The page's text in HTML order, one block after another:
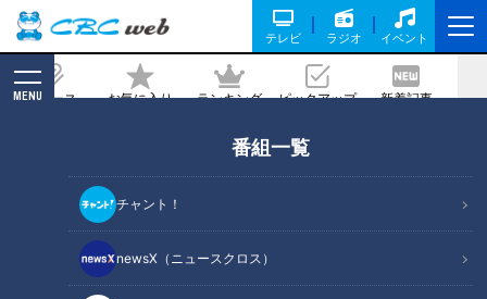
テレビ ラジオ イベント
ニュース お気に入り ランキング ピックアップ 新着記事
MENU
番組一覧
チャント！
newsX（ニュースクロス）
2026/05/25 06:01